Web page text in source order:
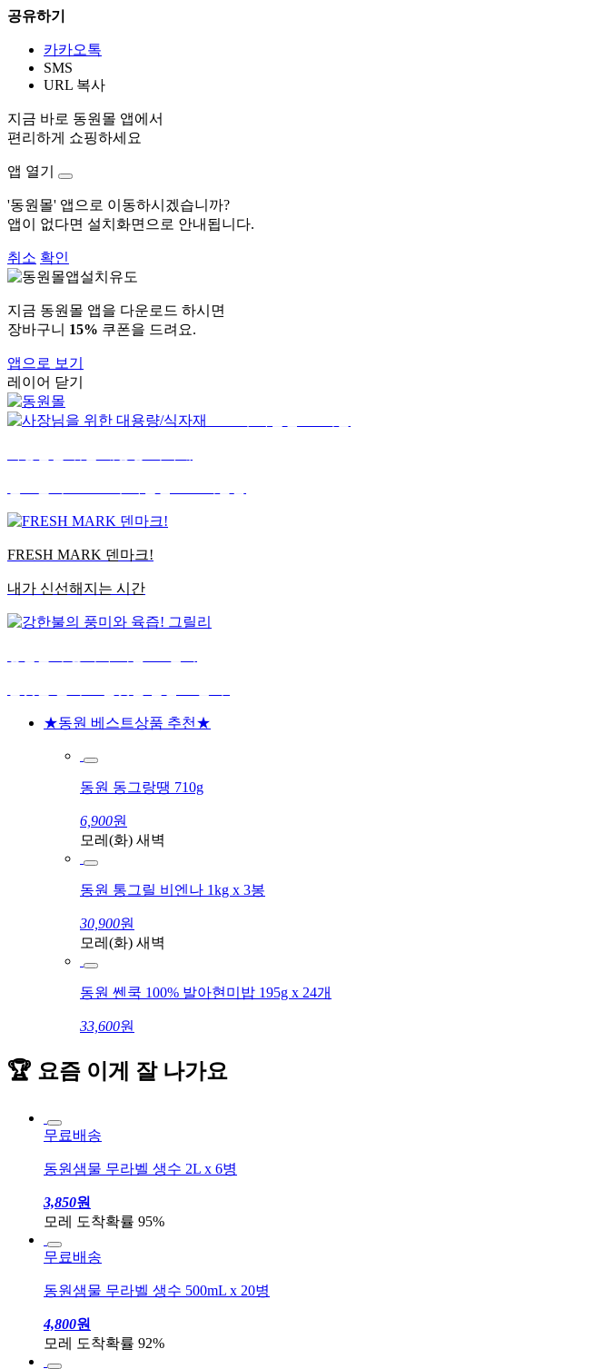
공유하기
카카오톡
SMS
URL 복사
지금 바로 동원몰 앱에서
편리하게 쇼핑하세요
앱 열기
'동원몰' 앱으로 이동하시겠습니까?
앱이 없다면 설치화면으로 안내됩니다.
취소 확인
지금 동원몰 앱을 다운로드 하시면
장바구니 15% 쿠폰을 드려요.
앱으로 보기
레이어 닫기
FRESH MARK 덴마크!
내가 신선해지는 시간
★동원 베스트상품 추천★
동원 동그랑땡 710g
6,900원
모레(화) 새벽
동원 통그릴 비엔나 1kg x 3봉
30,900원
모레(화) 새벽
동원 쎈쿡 100% 발아현미밥 195g x 24개
33,600원
🏆 요즘 이게 잘 나가요
무료배송
동원샘물 무라벨 생수 2L x 6병
3,850원
모레 도착확률 95%
무료배송
동원샘물 무라벨 생수 500mL x 20병
4,800원
모레 도착확률 92%